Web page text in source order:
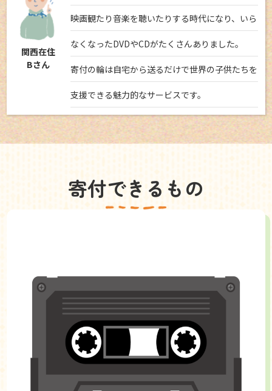
関西在住
Bさん
映画観たり音楽を聴いたりする時代になり、いら
なくなったDVDやCDがたくさんありました。
寄付の輪は自宅から送るだけで世界の子供たちを
支援できる魅力的なサービスです。
寄付できるもの